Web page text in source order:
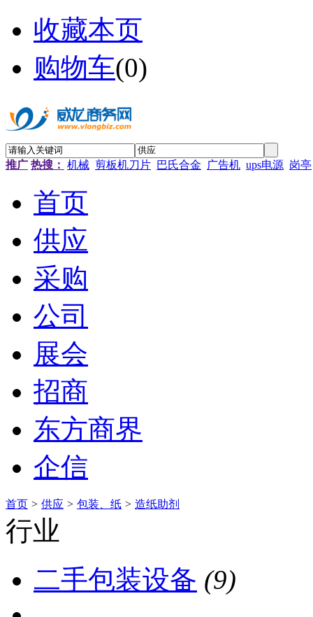
收藏本页
购物车(0)
推广 热搜： 机械 剪板机刀片 巴氏合金 广告机 ups电源 岗亭
首页
供应
采购
公司
展会
招商
东方商界
企信
首页 > 供应 > 包装、纸 > 造纸助剂
行业
二手包装设备 (9)